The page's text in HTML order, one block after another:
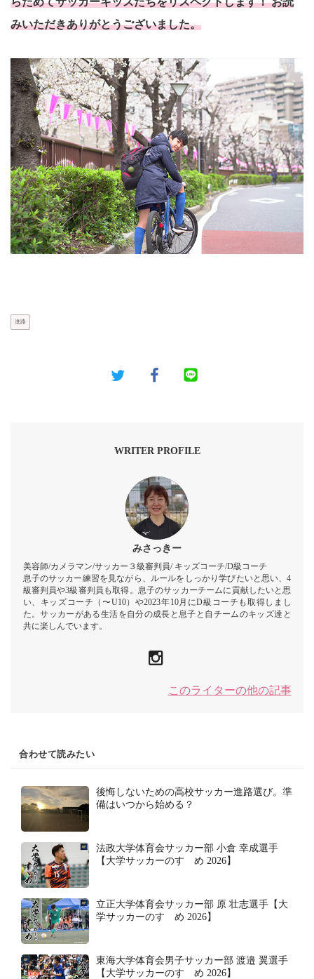
みいただきありがとうございました。
進路
WRITER PROFILE
みさっきー
美容師/カメラマン/サッカー３級審判員/ キッズコーチ/D級コーチ
息子のサッカー練習を見ながら、ルールをしっかり学びたいと思い、4
級審判員や3級審判員も取得。息子のサッカーチームに貢献したいと思
い、キッズコーチ（〜U10）や2023年10月にD級コーチも取得しまし
た。サッカーがある生活を自分の成長と息子と自チームのキッズ達と
共に楽しんでいます。
このライターの他の記事
合わせて読みたい
後悔しないための高校サッカー進路選び。準
備はいつから始める？
法政大学体育会サッカー部 小倉 幸成選手
【大学サッカーのすゝめ 2026】
立正大学体育会サッカー部 原 壮志選手【大
学サッカーのすゝめ 2026】
東海大学体育会男子サッカー部 渡邉 翼選手
【大学サッカーのすゝめ 2026】